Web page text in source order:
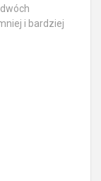
i bardziej